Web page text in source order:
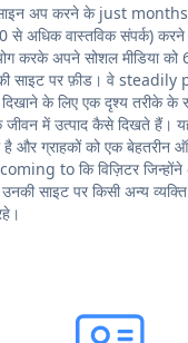
अप करने के just months
से अधिक वास्तविक संपर्क)
करके अपने सोशल मीडिया को
साइट पर फ़ीड। वे
दिखाने के लिए एक दृश्य तरीके
जीवन में उत्पाद कैसे दिखते हैं।
है और ग्राहकों को एक बेहतरीन
to कि विज़िटर
साइट पर किसी अन्य